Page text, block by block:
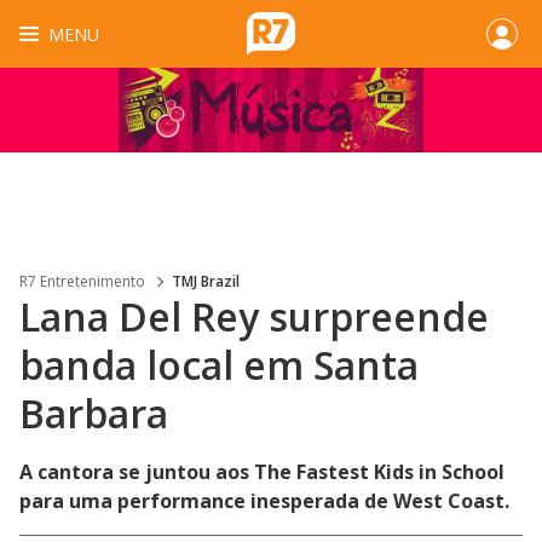
MENU
R7 Entretenimento TMJ Brazil
Lana Del Rey surpreende
banda local em Santa
Barbara
A cantora se juntou aos The Fastest Kids in School
para uma performance inesperada de West Coast.